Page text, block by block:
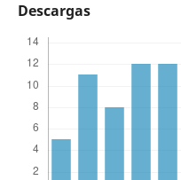
Descargas